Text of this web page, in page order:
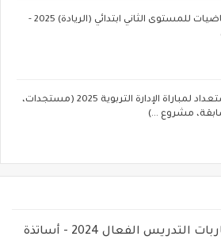
كراسة الرياضيات للمستوى الثاني ابتدائي (الريادة) 2025 -
حقيبة الاستعداد لمباراة الإدارة التربوية 2025 (مستجدات،
مشروع ...)
الدورة التكوينية في مقاربات التدريس الفعال 2024 - أساتذة